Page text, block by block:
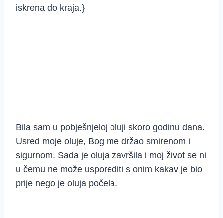
iskrena do kraja.}
Bila sam u pobješnjeloj oluji skoro godinu dana.
Usred moje oluje, Bog me držao smirenom i
sigurnom. Sada je oluja završila i moj život se ni
u čemu ne može usporediti s onim kakav je bio
prije nego je oluja počela.